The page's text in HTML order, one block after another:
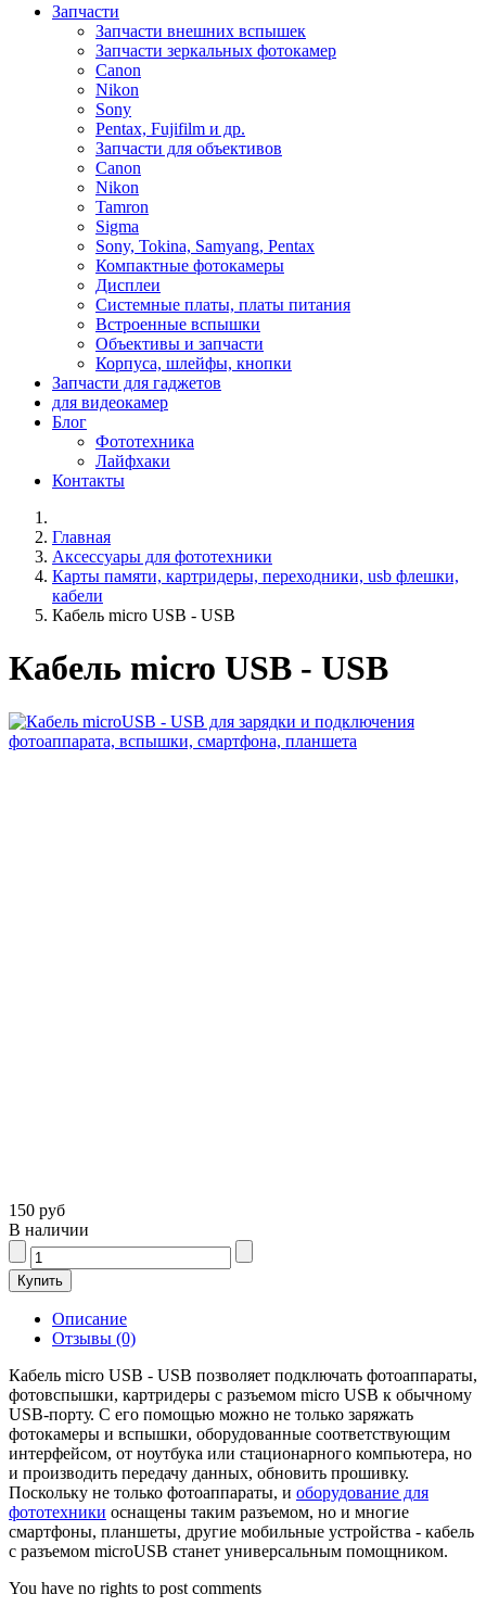
Запчасти
Запчасти внешних вспышек
Запчасти зеркальных фотокамер
Canon
Nikon
Sony
Pentax, Fujifilm и др.
Запчасти для объективов
Canon
Nikon
Tamron
Sigma
Sony, Tokina, Samyang, Pentax
Компактные фотокамеры
Дисплеи
Системные платы, платы питания
Встроенные вспышки
Объективы и запчасти
Корпуса, шлейфы, кнопки
Запчасти для гаджетов
для видеокамер
Блог
Фототехника
Лайфхаки
Контакты
Главная
Аксессуары для фототехники
Карты памяти, картридеры, переходники, usb флешки,
кабели
Кабель micro USB - USB
Кабель micro USB - USB
150 руб
В наличии
Описание
Отзывы (0)
Кабель micro USB - USB позволяет подключать фотоаппараты,
фотовспышки, картридеры с разъемом micro USB к обычному
USB-порту. С его помощью можно не только заряжать
фотокамеры и вспышки, оборудованные соответствующим
интерфейсом, от ноутбука или стационарного компьютера, но
и производить передачу данных, обновить прошивку.
Поскольку не только фотоаппараты, и оборудование для
фототехники оснащены таким разъемом, но и многие
смартфоны, планшеты, другие мобильные устройства - кабель
с разъемом microUSB станет универсальным помощником.
You have no rights to post comments